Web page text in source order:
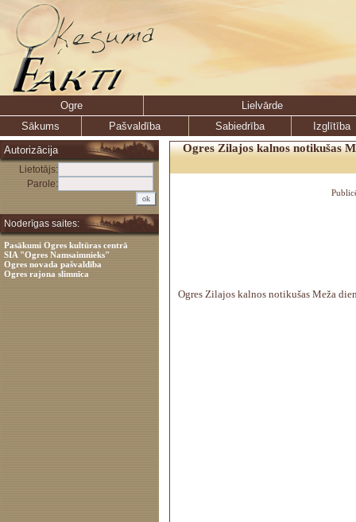
Ogre
Lielvārde
Sākums
Pašvaldība Sabiedrība
Izglītība
Autorizācija
Lietotājs:
Parole:
Noderīgas saites:
Pasākumi Ogres kultūras centrā
SIA "Ogres Namsaimnieks"
Ogres novada pašvaldība
Ogres rajona slimnīca
Ogres Zilajos kalnos notikušas
Ogres Zilajos kalnos notikušas Meža